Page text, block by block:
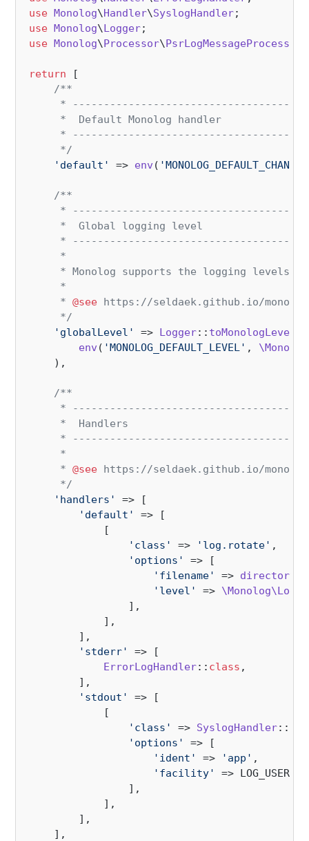
use Monolog\Handler\SyslogHandler
use Monolog\Logger
use Monolog\Processor\PsrLogMessageProcessor
return [
/**
*
     *  Default Monolog handler
*
     */
'default'
=> env (
/**
*
     *  Global logging level
*
     *
* Monolog supports the logging levels
     *
     *
@see https://seldaek.github.io/
     */
'globalLevel'
=> Logger:: toMonologLevel
env ( 'MONOLOG_DEFAULT_LEVEL' ,
    ),
/**
*
     *  Handlers
*
     *
     *
@see https://seldaek.github.io/
     */
'handlers'
=> [
'default'
=> [
            [
'class'
=> 'log.rotate' ,
'options'
=> [
'filename'
=> directory
'level'
=>
                ],
            ],
        ],
'stderr'
=> [
ErrorLogHandler:: class ,
        ],
'stdout'
=> [
            [
'class'
=> SyslogHandler::
'options'
=> [
'ident'
=> 'app' ,
'facility'
=> LOG_USER,
                ],
            ],
        ],
    ],